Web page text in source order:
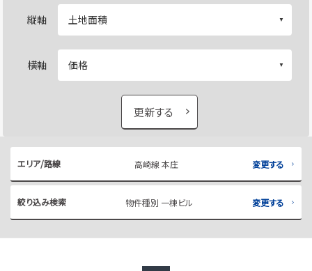
縦軸
横軸
更新する
エリア/路線 高崎線 本庄 変更する
絞り込み検索 物件種別 一棟ビル 変更する